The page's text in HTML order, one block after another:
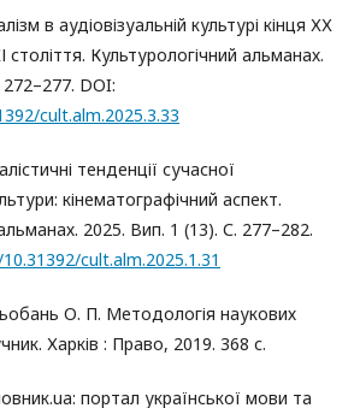
в аудіовізуальній культурі кінця ХХ
століття. Культурологічний альманах.
DOI:
cult.alm.2025.3.33
тенденції сучасної
кінематографічний аспект.
2025. Вип. 1 (13). С. 277–282.
cult.alm.2025.1.31
О. П. Методологія наукових
Харків : Право, 2019. 368 с.
портал української мови та